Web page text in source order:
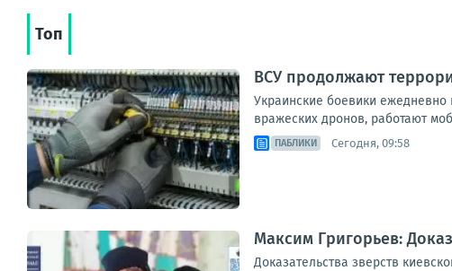
Топ
ВСУ продолжают
Украинские боевики
вражеских дронов, работают
ПАБЛИКИ Сегодня, 09:58
Максим Григорьев:
Доказательства зверств